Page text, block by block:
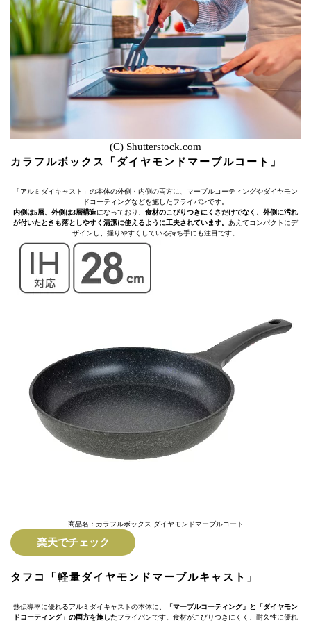
(C) Shutterstock.com
カラフルボックス「ダイヤモンドマーブルコート」
「アルミダイキャスト」の本体の外側・内側の両方に、マーブルコーティングやダイヤモン
ドコーティングなどを施したフライパンです。
内側は5層、外側は3層構造になっており、 食材のこびりつきにくさだけでなく、外側に汚れ
が付いたときも落としやすく清潔に使えるように工夫されています。 あえてコンパクトにデ
ザインし、握りやすくしている持ち手にも注目です。
商品名：カラフルボックス ダイヤモンドマーブルコート
楽天でチェック
タフコ「軽量ダイヤモンドマーブルキャスト」
熱伝導率に優れるアルミダイキャストの本体に、
「マーブルコーティング」と「ダイヤモン
ドコーティング」の両方を施したフライパンです。食材がこびりつきにくく、耐久性に優れ